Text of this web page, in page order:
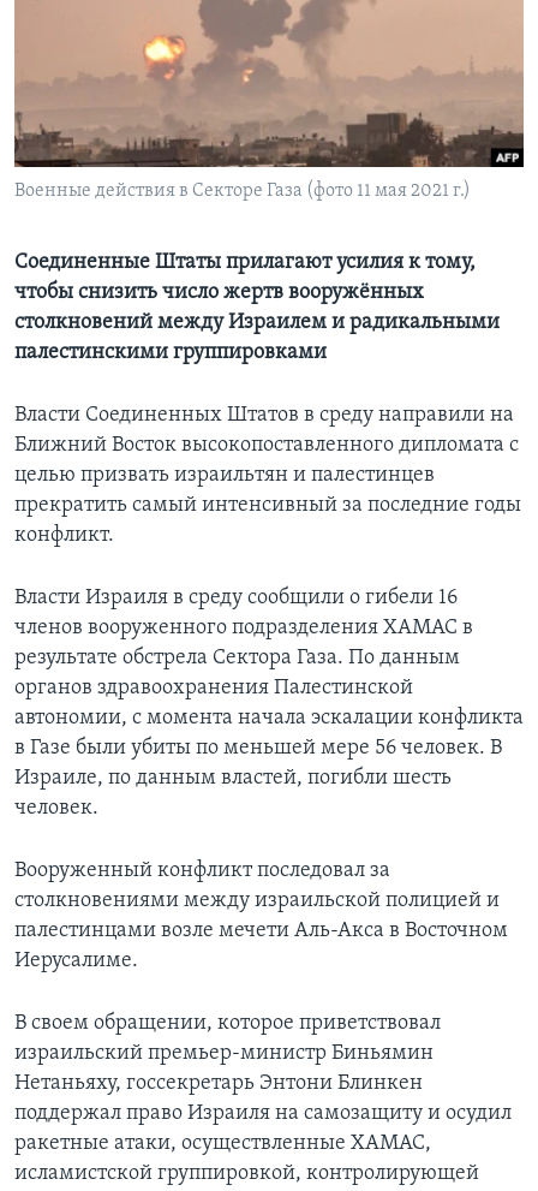
Learning English
Военные действия в Секторе Газа (фото 11 мая 2021 г.)
Соединенные Штаты прилагают усилия к тому,
чтобы снизить число жертв вооружённых
столкновений между Израилем и радикальными
палестинскими группировками
Власти Соединенных Штатов в среду направили на
Ближний Восток высокопоставленного дипломата с
целью призвать израильтян и палестинцев
прекратить самый интенсивный за последние годы
конфликт.
Власти Израиля в среду сообщили о гибели 16
членов вооруженного подразделения ХАМАС в
результате обстрела Сектора Газа. По данным
органов здравоохранения Палестинской
автономии, с момента начала эскалации конфликта
в Газе были убиты по меньшей мере 56 человек. В
Израиле, по данным властей, погибли шесть
человек.
Вооруженный конфликт последовал за
столкновениями между израильской полицией и
палестинцами возле мечети Аль-Акса в Восточном
Иерусалиме.
В своем обращении, которое приветствовал
израильский премьер-министр Биньямин
Нетаньяху, госсекретарь Энтони Блинкен
поддержал право Израиля на самозащиту и осудил
ракетные атаки, осуществленные ХАМАС,
исламистской группировкой, контролирующей